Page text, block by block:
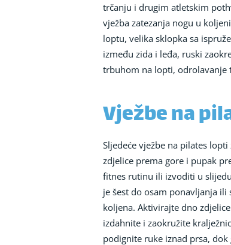
trčanju i drugim atletskim
vježba zatezanja nogu u
loptu, velika sklopka sa
između zida i leđa, ruski
trbuhom na lopti, odrolavanje
Vježbe na
Sljedeće vježbe na pilates
zdjelice prema gore i pupak
fitnes rutinu ili izvoditi u
je šest do osam ponavljanja ili
koljena. Aktivirajte dno
izdahnite i zaokružite
podignite ruke iznad prsa,